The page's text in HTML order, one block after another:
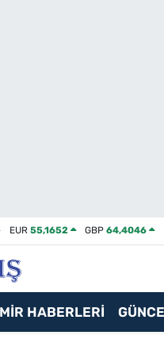
EUR 55,1652 GBP64,4046
HABERLERİ